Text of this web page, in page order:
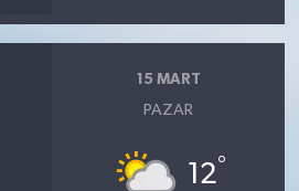
15 MART
PAZAR
12°